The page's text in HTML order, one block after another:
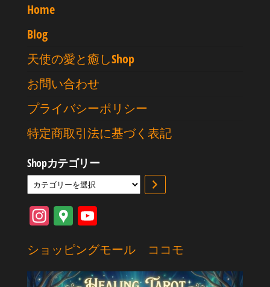
Home
Blog
天使の愛と癒しShop
お問い合わせ
プライバシーポリシー
特定商取引法に基づく表記
Shopカテゴリー
テ
ゴ
リ
ー
選
In
ag
ra
G
gl
e
ub
e
ショッピングモール ココモ